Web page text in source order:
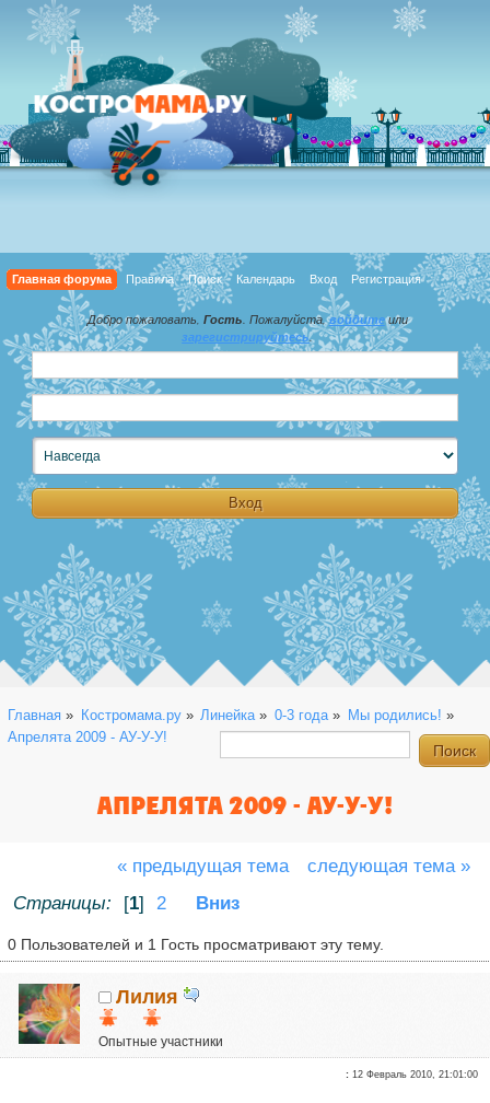
Главная форума Правила Поиск Календарь Вход Регистрация
Добро пожаловать, Гость . Пожалуйста,войдитеили
зарегистрируйтесь.
Главная » Костромама.ру» Линейка » 0-3 года» Мы родились! »
Апрелята 2009 - АУ-У-У!
АПРЕЛЯТА 2009 - АУ-У-У!
« предыдущая тема
следующая тема »
Страницы:
[1] 2 Вниз
0 Пользователей и 1 Гость просматривают эту тему.
Лилия
Опытные участники
:12 Февраль 2010, 21:01:00